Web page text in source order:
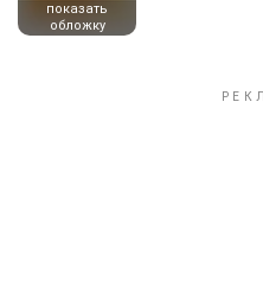
показать
обложку